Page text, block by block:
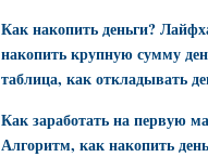
Как накопить деньги?
накопить крупную сумму
таблица, как откладывать
Как заработать на первую
Алгоритм, как накопить